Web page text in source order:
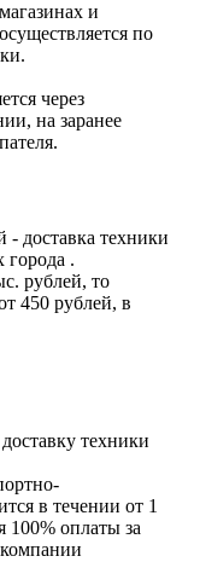
и
по
через
на заранее
- доставка техники
города .
рублей, то
450 рублей, в
техники
в течении от 1
100% оплаты за